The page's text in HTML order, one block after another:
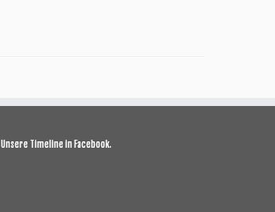
Unsere Timeline in Facebook.